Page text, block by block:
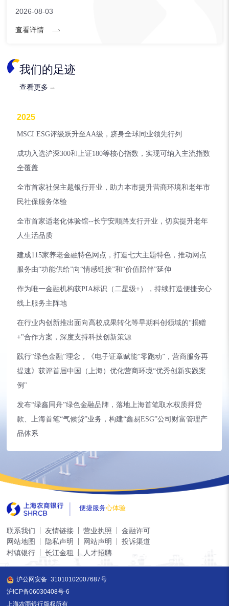
2026-08-03
查看详情
我们的足迹
查看更多
2025
MSCI ESG评级跃升至AA级，跻身全球同业领先行列
成功入选沪深300和上证180等核心指数，实现可纳入主流指数
全覆盖
全市首家社保主题银行开业，助力本市提升营商环境和老年市
民社保服务体验
全市首家适老化体验馆--长宁安顺路支行开业，切实提升老年
人生活品质
建成115家养老金融特色网点，打造七大主题特色，推动网点
服务由“功能供给”向“情感链接”和“价值陪伴”延伸
作为唯一金融机构获PIA标识（二星级+），持续打造便捷安心
线上服务主阵地
在行业内创新推出面向高校成果转化等早期科创领域的“捐赠
+"合作方案，深度支持科技创新策源
践行“绿色金融”理念，《电子证章赋能“零跑动”，营商服务再
提速》获评首届中国（上海）优化营商环境“优秀创新实践案
例"
发布“绿鑫同舟”绿色金融品牌，落地上海首笔取水权质押贷
款、上海首笔“气候贷”业务，构建“鑫易ESG”公司财富管理产
品体系
便捷服务心体验
联系我们 友情链接 营业执照
金融许可
网站地图
隐私声明 网站声明
投诉渠道
村镇银行
长江金租 人才招聘
沪公网安备 31010102007687号
沪ICP备06030408号-6
上海农商银行版权所有